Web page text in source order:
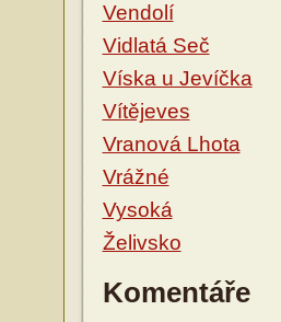
Vendolí
Vidlatá Seč
Víska u Jevíčka
Vítějeves
Vranová Lhota
Vrážné
Vysoká
Želivsko
Komentáře